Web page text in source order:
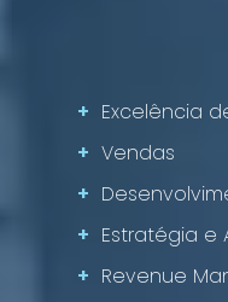
+ Excelência
+ Vendas
+
+ Estratégia e
+ Revenue